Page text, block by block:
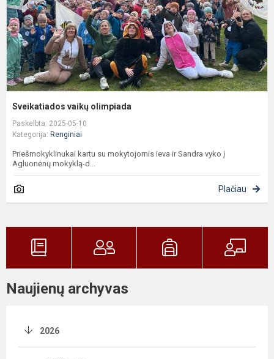
Sveikatiados vaikų olimpiada
Paskelbta: 2025-05-10
Kategorija: Renginiai
Priešmokyklinukai kartu su mokytojomis Ieva ir Sandra vyko į
Agluonėnų mokyklą-d...
Plačiau
Naujienų archyvas
2026